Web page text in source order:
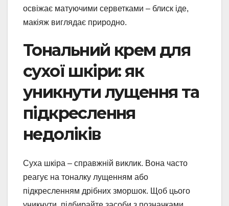
освіжає матуючими серветками – блиск іде,
макіяж виглядає природно.
Тональний крем для
сухої шкіри: як
уникнути лущення та
підкреслення
недоліків
Суха шкіра – справжній виклик. Вона часто
реагує на тоналку лущенням або
підкресленням дрібних зморшок. Щоб цього